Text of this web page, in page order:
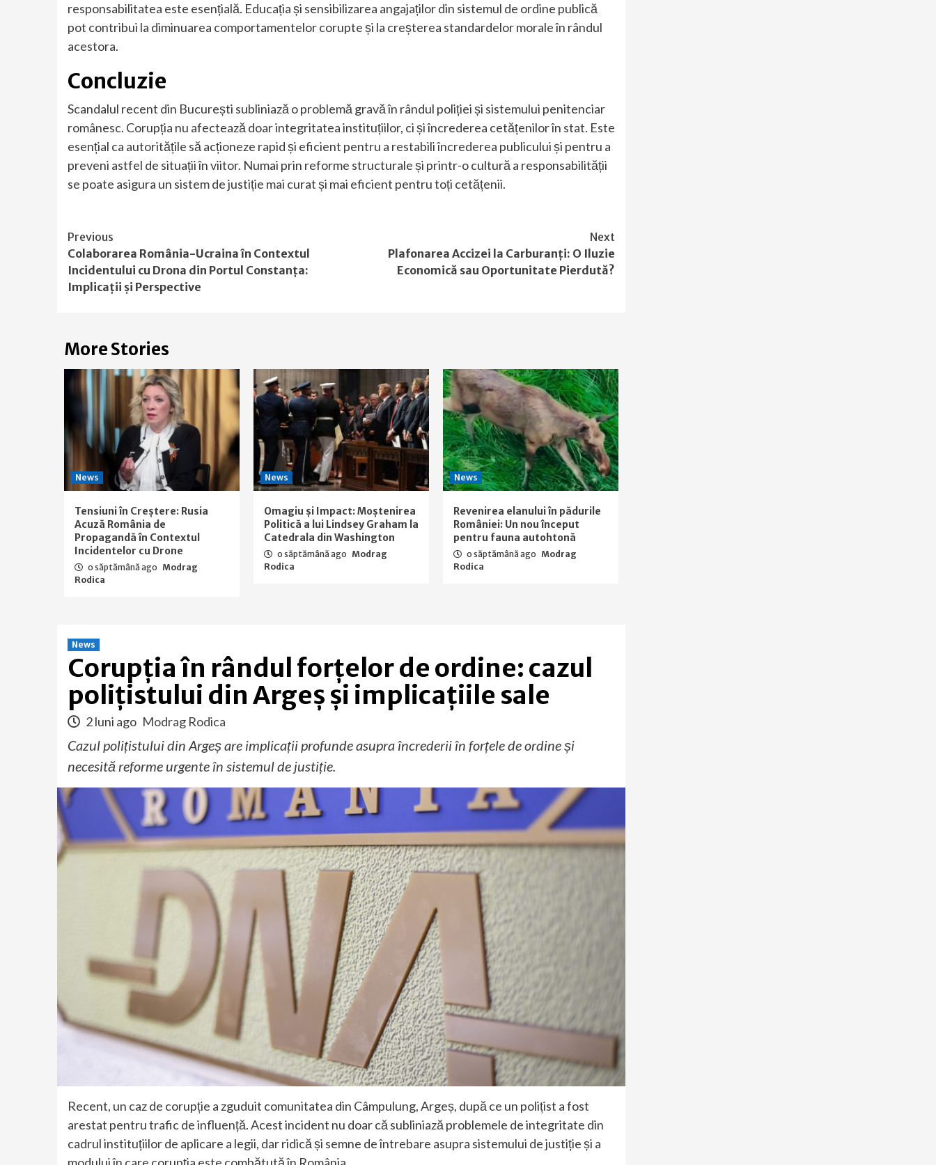
responsabilitatea este esențială. Educația și sensibilizarea angajaților din sistemul de ordine publică
pot contribui la diminuarea comportamentelor corupte și la creșterea standardelor morale în rândul
acestora.
Concluzie
Scandalul recent din București subliniază o problemă gravă în rândul poliției și sistemului penitenciar
românesc. Corupția nu afectează doar integritatea instituțiilor, ci și încrederea cetățenilor în stat. Este
esențial ca autoritățile să acționeze rapid și eficient pentru a restabili încrederea publicului și pentru a
preveni astfel de situații în viitor. Numai prin reforme structurale și printr-o cultură a responsabilității
se poate asigura un sistem de justiție mai curat și mai eficient pentru toți cetățenii.
Continue
Reading
Previous
Colaborarea România-Ucraina în Contextul
Incidentului cu Drona din Portul Constanța:
Implicații și Perspective
Next
Plafonarea Accizei la Carburanți: O Iluzie
Economică sau Oportunitate Pierdută?
More Stories
News
Tensiuni în Creștere: Rusia
Acuză România de
Propagandă în Contextul
Incidentelor cu Drone
o săptămână ago Modrag
Rodica
News
Omagiu și Impact: Moștenirea
Politică a lui Lindsey Graham la
Catedrala din Washington
o săptămână ago Modrag
Rodica
News
Revenirea elanului în pădurile
României: Un nou început
pentru fauna autohtonă
o săptămână ago Modrag
Rodica
News
Corupția în rândul forțelor de ordine: cazul
polițistului din Argeș și implicațiile sale
2 luni ago Modrag Rodica
Cazul polițistului din Argeș are implicații profunde asupra încrederii în forțele de ordine și
necesită reforme urgente în sistemul de justiție.
Recent, un caz de corupție a zguduit comunitatea din Câmpulung, Argeș, după ce un polițist a fost
arestat pentru trafic de influență. Acest incident nu doar că subliniază problemele de integritate din
cadrul instituțiilor de aplicare a legii, dar ridică și semne de întrebare asupra sistemului de justiție și a